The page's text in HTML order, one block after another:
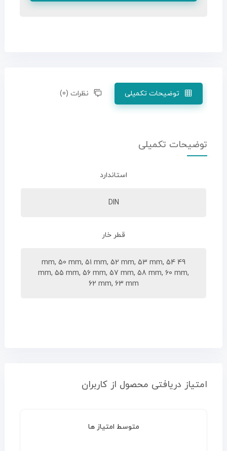
توضیحات تکمیلی نظرات (0)
توضیحات تکمیلی
استاندارد
DIN
قطر خار
49 mm, 50 mm, 51 mm, 52 mm, 53 mm, 54
mm, 55 mm, 56 mm, 57 mm, 58 mm, 60 mm,
62 mm, 63 mm
امتیاز دریافتی محصول از کاربران
متوسط امتیاز ها